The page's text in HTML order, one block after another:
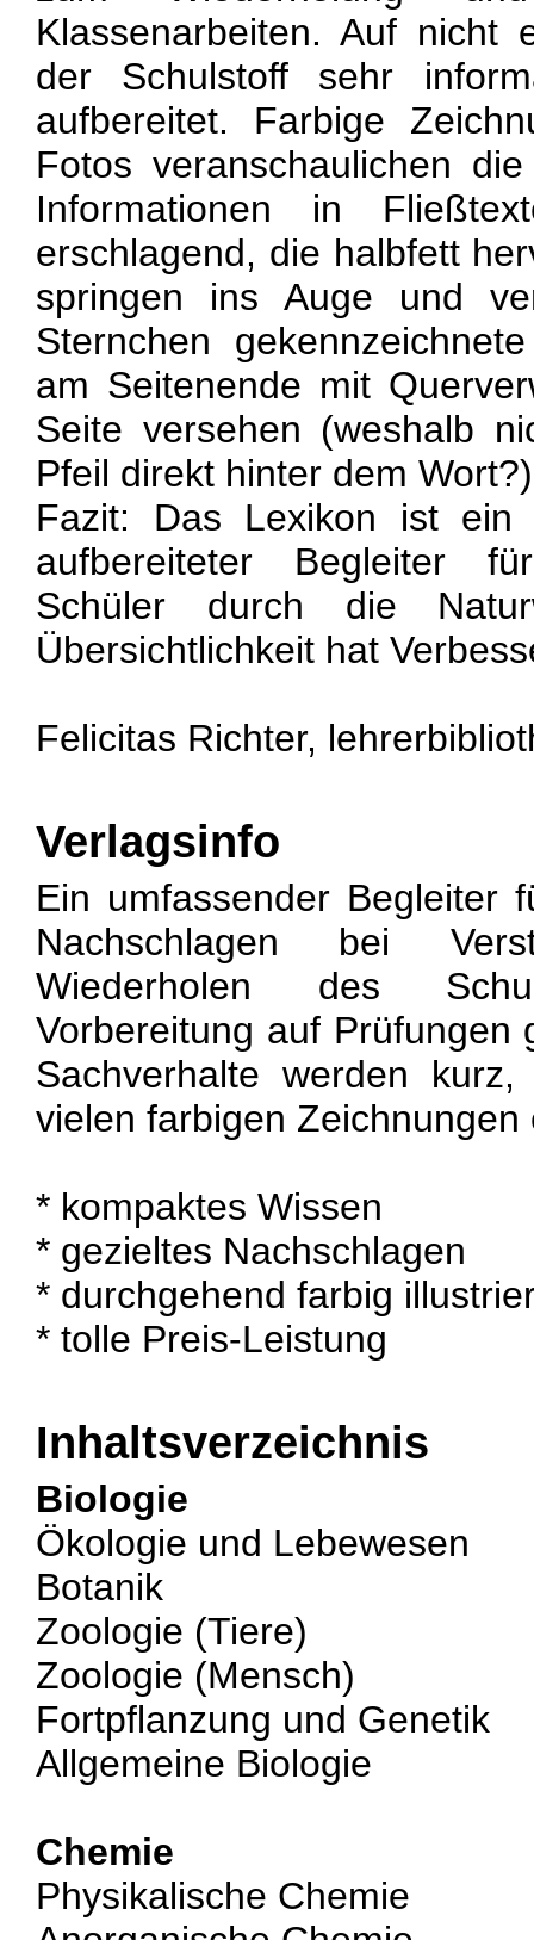
Klassenarbeiten. Auf nicht
der Schulstoff sehr
aufbereitet. Farbige
Fotos veranschaulichen
Informationen in
erschlagend, die halbfett
springen ins Auge und
Sternchen
am Seitenende mit
Seite versehen (weshalb
Pfeil direkt hinter dem Wort?)
Fazit: Das Lexikon ist ein
aufbereiteter Begleiter
Schüler durch die
Übersichtlichkeit hat
Felicitas Richter,
Verlagsinfo
Ein umfassender Begleiter
Nachschlagen bei
Wiederholen des
Vorbereitung auf Prüfungen
Sachverhalte werden
vielen farbigen Zeichnungen
* kompaktes Wissen
* gezieltes Nachschlagen
* durchgehend farbig
* tolle Preis-Leistung
Inhaltsverzeichnis
Biologie
Ökologie und Lebewesen
Botanik
Zoologie (Tiere)
Zoologie (Mensch)
Fortpflanzung und Genetik
Allgemeine Biologie
Chemie
Physikalische Chemie